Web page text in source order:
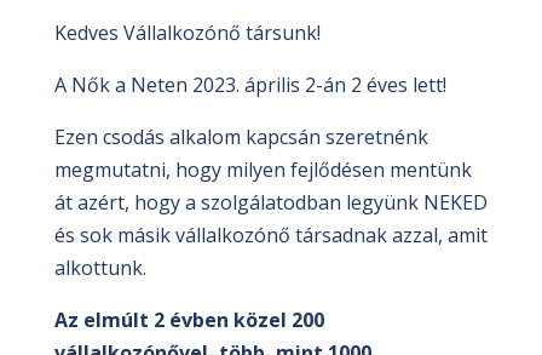
Kedves Vállalkozónő társunk!
A Nők a Neten 2023. április 2-án 2 éves lett!
Ezen csodás alkalom kapcsán szeretnénk
megmutatni, hogy milyen fejlődésen mentünk
át azért, hogy a szolgálatodban legyünk NEKED
és sok másik vállalkozónő társadnak azzal, amit
alkottunk.
Az elmúlt 2 évben közel 200